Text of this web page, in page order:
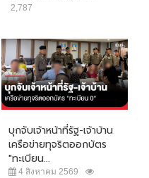
2,787
บุกจับเจ้าหน้าที่รัฐ-เจ้าบ้าน
เครือข่ายทุจริตออกบัตร
"ทะเบียน...
4 สิงหาคม 2569